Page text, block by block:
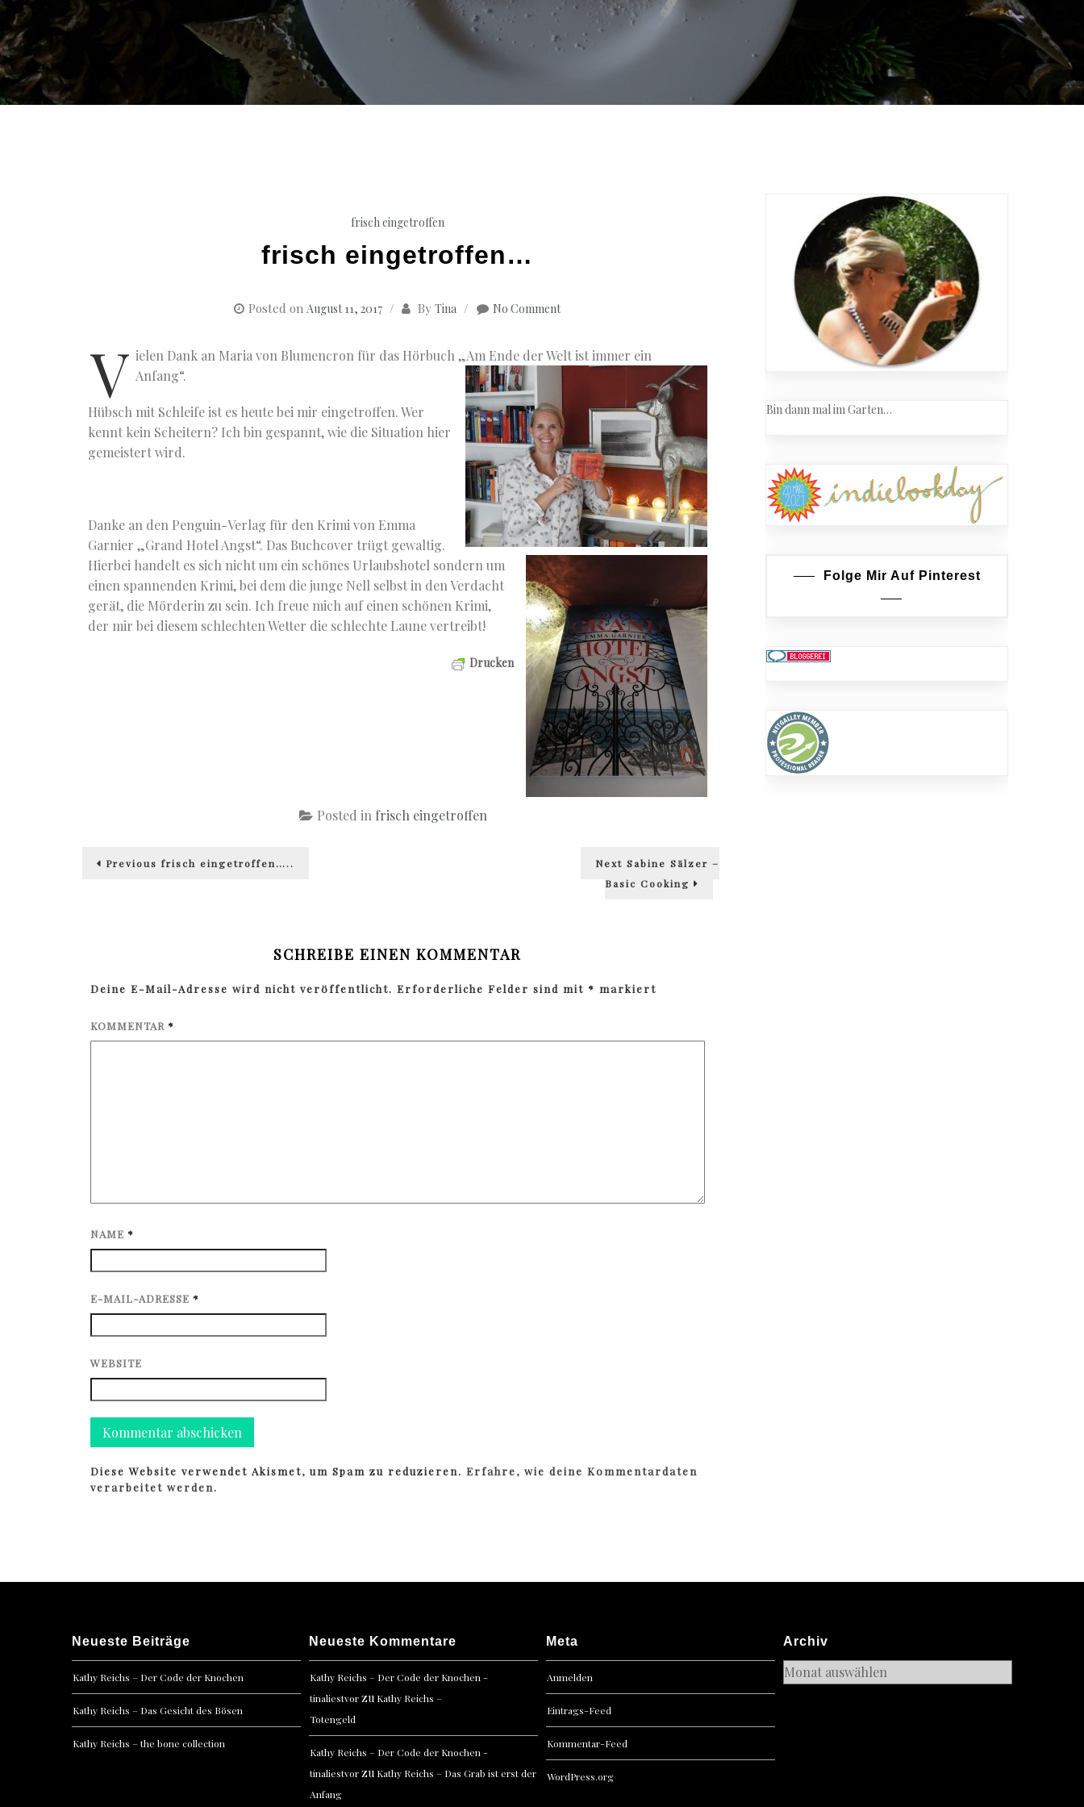
frisch eingetroffen
frisch eingetroffen…
Posted on August 11, 2017 By Tina No Comment
V ielen Dank an Maria von Blumencron für das Hörbuch „Am Ende der Welt ist immer ein
Anfang“.
Hübsch mit Schleife ist es heute bei mir eingetroffen. Wer
kennt kein Scheitern? Ich bin gespannt, wie die Situation hier
gemeistert wird.
Danke an den Penguin-Verlag für den Krimi von Emma
Garnier „Grand Hotel Angst“. Das Buchcover trügt gewaltig.
Hierbei handelt es sich nicht um ein schönes Urlaubshotel sondern um
einen spannenden Krimi, bei dem die junge Nell selbst in den Verdacht
gerät, die Mörderin zu sein. Ich freue mich auf einen schönen Krimi,
der mir bei diesem schlechten Wetter die schlechte Laune vertreibt!
Drucken
Posted in frisch eingetroffen
Beitragsnavigation
Previous Previous
frisch eingetroffen….. Next Next
Sabine Sälzer –
Basic Cooking
SCHREIBE EINEN KOMMENTAR
Deine E-Mail-Adresse wird nicht veröffentlicht. Erforderliche Felder sind mit * markiert
KOMMENTAR *
NAME *
E-MAIL-ADRESSE *
WEBSITE
Diese Website verwendet Akismet, um Spam zu reduzieren.Erfahre, wie deine Kommentardaten
verarbeitet werden.
Bin dann mal im Garten…
Folge Mir Auf Pinterest
Neueste Beiträge
Kathy Reichs – Der Code der Knochen
Kathy Reichs – Das Gesicht des Bösen
Kathy Reichs – the bone collection
Neueste Kommentare
Kathy Reichs – Der Code der Knochen -
tinaliestvorzu Kathy Reichs –
Totengeld
Kathy Reichs – Der Code der Knochen -
tinaliestvorzu Kathy Reichs – Das Grab ist erst der
Anfang
Meta
Anmelden
Eintrags-Feed
Kommentar-Feed
WordPress.org
Archiv
Archiv